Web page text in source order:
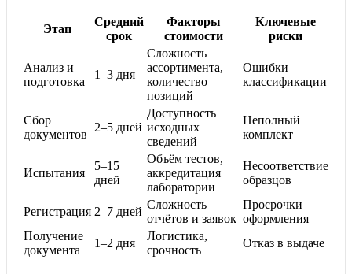
Этап
Средний
срок
Факторы
стоимости
Ключевые
риски
Анализ и
подготовка
1–3 дня
Сложность
ассортимента,
количество
позиций
Ошибки
классификации
Сбор
документов
2–5 дней
Доступность
исходных
сведений
Неполный
комплект
Испытания
5–15
дней
Объём тестов,
аккредитация
лаборатории
Несоответствие
образцов
Регистрация 2–7 дней
Сложность
отчётов и заявок
Просрочки
оформления
Получение
документа
1–2 дня
Логистика,
срочность
Отказ в выдаче